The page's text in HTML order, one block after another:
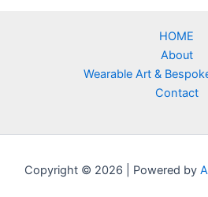
HOME
About
Wearable Art &
Contact
Copyright © 2026 | Powered by